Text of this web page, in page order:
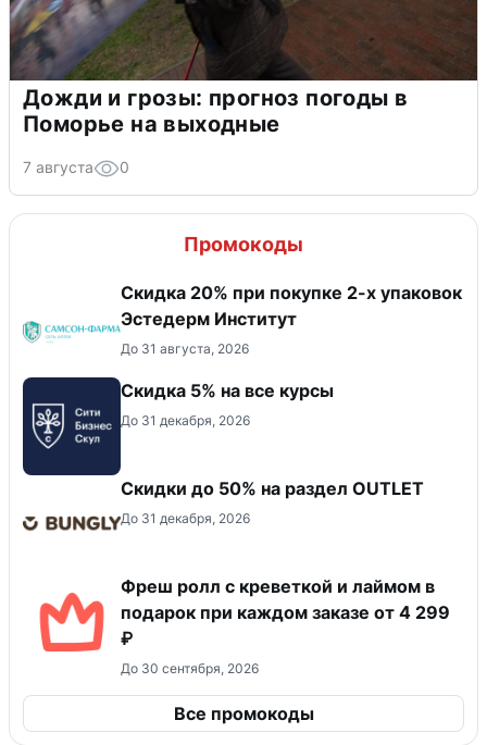
Дожди и грозы: прогноз погоды в
Поморье на выходные
7 августа 0
Промокоды
Скидка 20% при покупке 2-х упаковок
Эстедерм Институт
До 31 августа, 2026
Скидка 5% на все курсы
До 31 декабря, 2026
Скидки до 50% на раздел OUTLET
До 31 декабря, 2026
Фреш ролл с креветкой и лаймом в
подарок при каждом заказе от 4 299
₽
До 30 сентября, 2026
Все промокоды